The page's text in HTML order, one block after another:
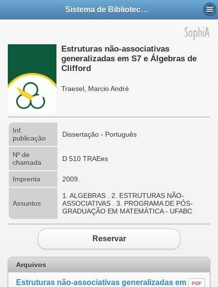
Sistema de Bibliotecas da UFABC
Estruturas não-associativas
generalizadas em S7 e Álgebras de
Clifford
Traesel, Marcio André
Inf.
publicação
Dissertação - Português
Nº de
chamada
D 510 TRAEes
Imprenta 2009.
Assuntos
1. ALGEBRAS . 2. ESTRUTURAS NÃO-
ASSOCIATIVAS . 3. PROGRAMA DE PÓS-
GRADUAÇÃO EM MATEMÁTICA - UFABC
Reservar
Arquivos
Estruturas não-associativas generalizadas em S7 e álgebras de Clifford
PDF